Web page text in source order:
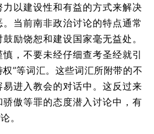
以建设性和有益的方式来解决
当前南非政治讨论的特点通常
励饶恕和建设国家毫无益处。
，不要未经仔细查考圣经就引
权”等词汇。这些词汇所附带的不
进入教会的对话中。这反过来
傲等罪的态度潜入讨论中，有
。